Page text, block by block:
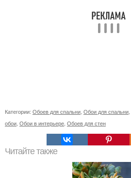
Категории: Обоев для спальни, Обои для спальни,
обои, Обои в интерьере, Обоев для стен
Читайте также